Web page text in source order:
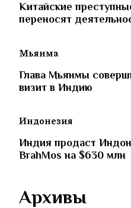
Китайские
переносят
Мьянма
Глава Мьянмы
визит в Индию
Индонезия
Индия продаст
BrahMos на $630 млн
Архивы